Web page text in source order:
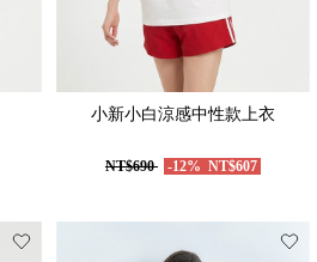
小新小白涼感中性款上衣
NT$690 -12% NT$607